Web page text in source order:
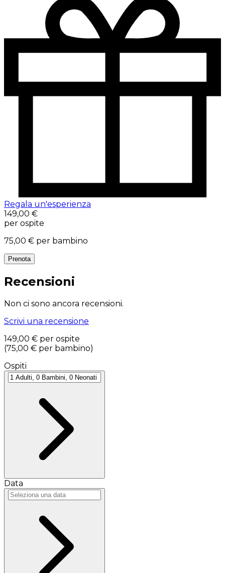
Regala un'esperienza
149,00 €
per ospite
75,00 € per bambino
Prenota
Recensioni
Non ci sono ancora recensioni.
Scrivi una recensione
149,00 € per ospite
(75,00 € per bambino)
Ospiti
Data